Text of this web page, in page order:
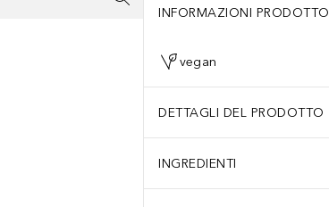
INFORMAZIONI PRODOTTO
vegan
DETTAGLI DEL PRODOTTO
INGREDIENTI